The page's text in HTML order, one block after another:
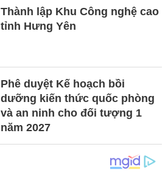
Thành lập Khu Công nghệ cao
tỉnh Hưng Yên
Phê duyệt Kế hoạch bồi
dưỡng kiến thức quốc phòng
và an ninh cho đối tượng 1
năm 2027